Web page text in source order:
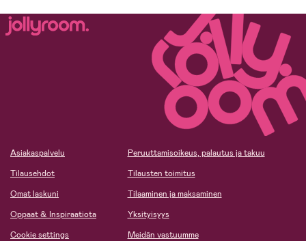
Asiakaspalvelu
Tilausehdot
Omat laskuni
Oppaat & Inspiraatiota
Cookie settings
Peruuttamisoikeus, palautus ja takuu
Tilausten toimitus
Tilaaminen ja maksaminen
Yksityisyys
Meidän vastuumme